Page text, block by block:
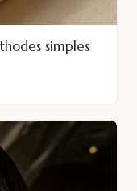
simples